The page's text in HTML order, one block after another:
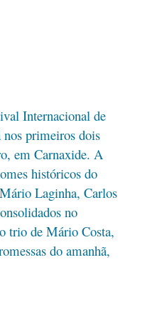
Internacional de
nos primeiros dois
em Carnaxide. A
históricos do
Laginha, Carlos
no
trio de Mário Costa,
do amanhã,